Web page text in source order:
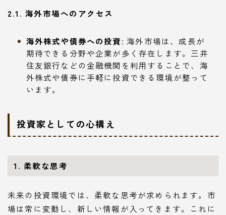
2.1. 海外市場へのアクセス
海外株式や債券への投資: 海外市場は、成長が
期待できる分野や企業が多く存在します。三井
住友銀行などの金融機関を利用することで、海
外株式や債券に手軽に投資できる環境が整って
います。
投資家としての心構え
1. 柔軟な思考
未来の投資環境では、柔軟な思考が求められます。市
場は常に変動し、新しい情報が入ってきます。これに